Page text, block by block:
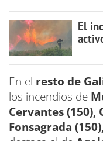
El
En el resto de
los incendios de
Cervantes (150),
Fonsagrada